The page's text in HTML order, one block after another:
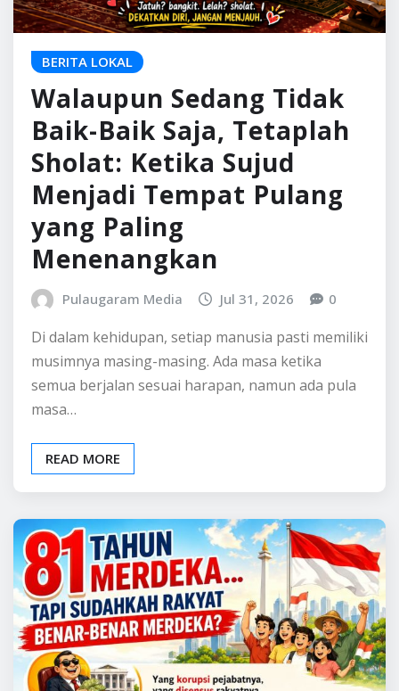
BERITA LOKAL
Walaupun Sedang Tidak
Baik-Baik Saja, Tetaplah
Sholat: Ketika Sujud
Menjadi Tempat Pulang
yang Paling
Menenangkan
Pulaugaram Media Jul 31, 2026 0
Di dalam kehidupan, setiap manusia pasti memiliki
musimnya masing-masing. Ada masa ketika
semua berjalan sesuai harapan, namun ada pula
masa…
READ MORE